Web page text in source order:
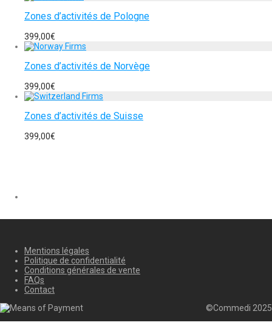
Zones d’activités de Pologne
399,00€
Zones d’activités de Norvège
399,00€
Zones d’activités de Suisse
399,00€
Mentions légales
Politique de confidentialité
Conditions générales de vente
FAQs
Contact
©Commedi 2025